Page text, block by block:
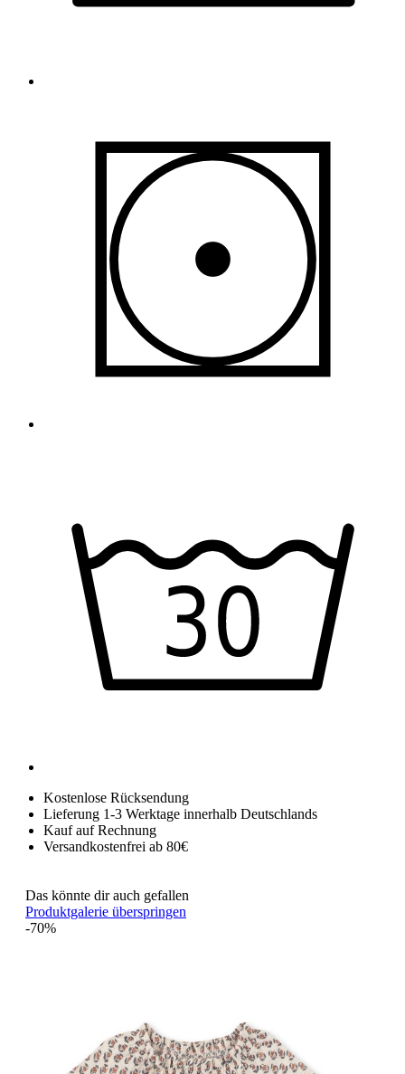
Kostenlose Rücksendung
Lieferung 1-3 Werktage innerhalb Deutschlands
Kauf auf Rechnung
Versandkostenfrei ab 80€
Das könnte dir auch gefallen
Produktgalerie überspringen
-70%